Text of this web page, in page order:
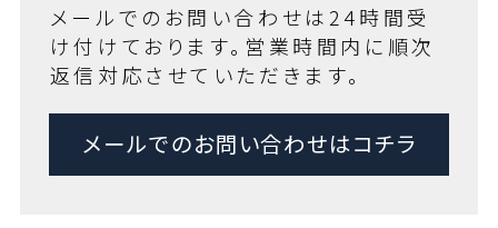
メールでのお問い合わせは24時間受
け付けております。営業時間内に順次
返信対応させていただきます。
メールでのお問い合わせはコチラ